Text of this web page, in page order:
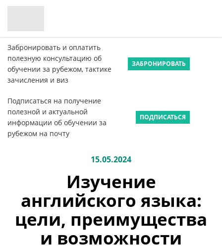
Забронировать и оплатить
полезную консультацию об
обучении за рубежом, тактике
зачисления и виз
ЗАБРОНИРОВАТЬ
Подписаться на получение
полезной и актуальной
информации об обучении за
рубежом на почту
ПОДПИСАТЬСЯ
15.05.2024
Изучение
английского языка:
цели, преимущества
и возможности